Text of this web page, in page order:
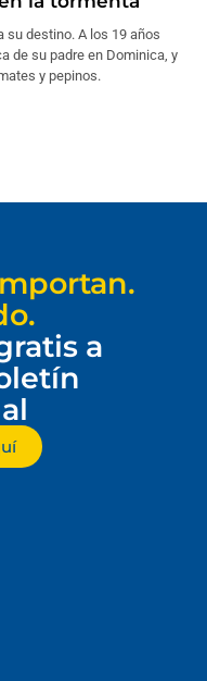
destino. A los 19 años
de su padre en Dominica, y
y pepinos.
a